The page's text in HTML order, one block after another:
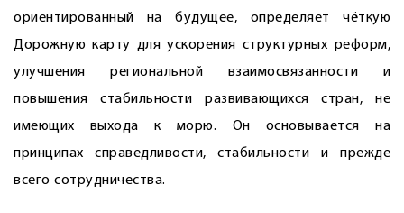
ориентированный на будущее, определяет чёткую
Дорожную карту для ускорения структурных реформ,
улучшения регио­нальной взаимосвязанности и
повышения стабильности развивающихся стран, не
имеющих выхода к морю. Он основывается на
принципах справедливости, стабильности и прежде
всего сотрудничества.